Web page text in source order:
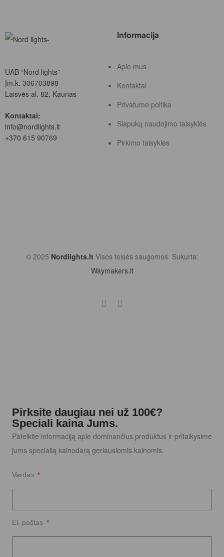
UAB “Nord lights”
Įm.k. 306703898
Laisvės al. 82, Kaunas
Kontaktai:
info@nordlights.lt
+370 615 90769
Informacija
Apie mus
Kontaktai
Privatumo poltika
Slapukų naudojimo taisyklės
Pirkimo taisyklės
© 2025 Nordlights.lt Visos teisės saugomos. Sukurta:
Waymakers.lt
Pirksite daugiau nei už 100€?
Speciali kaina Jums.
Pateikite informaciją apie dominančius produktus ir pritaikysime
jums specialią kainodarą geriausiomis kainomis.
Vardas
El. paštas